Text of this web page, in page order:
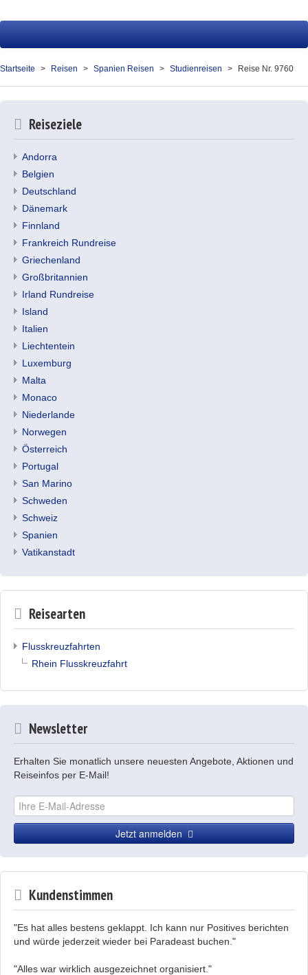
Service
Startseite Reisen Spanien Reisen Studienreisen Reise Nr. 9760
Reiseziele
Andorra
Belgien
Deutschland
Dänemark
Finnland
Frankreich Rundreise
Griechenland
Großbritannien
Irland Rundreise
Island
Italien
Liechtentein
Luxemburg
Malta
Monaco
Niederlande
Norwegen
Österreich
Portugal
San Marino
Schweden
Schweiz
Spanien
Vatikanstadt
Reisearten
Flusskreuzfahrten
Rhein Flusskreuzfahrt
Newsletter
Erhalten Sie monatlich unsere neuesten Angebote, Aktionen und
Reiseinfos per E-Mail!
Jetzt anmelden
Kundenstimmen
"Es hat alles bestens geklappt. Ich kann nur Positives berichten
und würde jederzeit wieder bei Paradeast buchen."
"Alles war wirklich ausgezeichnet organisiert."